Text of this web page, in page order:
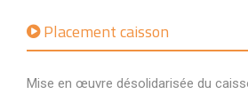
Placement caisson
Mise en œuvre désolidarisée du